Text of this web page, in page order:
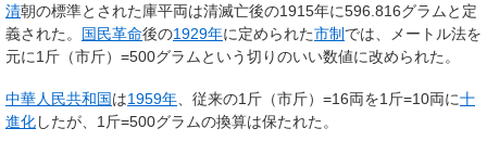
清朝の標準とされた庫平両は清滅亡後の1915年に596.816グラムと定
義された。 国民革命後の1929年に定められた市制 では、メートル法を
元に1斤（市斤）=500グラムという切りのいい数値に改められた。
中華人民共和国は1959年、従来の1斤（市斤）=16両を1斤=10両に十
進化したが、1斤=500グラムの換算は保たれた。